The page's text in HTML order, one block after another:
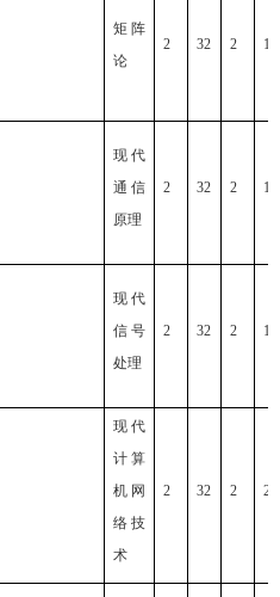
矩阵
论
2 32 2 1
现代
通信
原理
2 32 2 1
现代
信号
处理
2 32 2 1
现代
计算
机网
络技
术
2 32 2 2